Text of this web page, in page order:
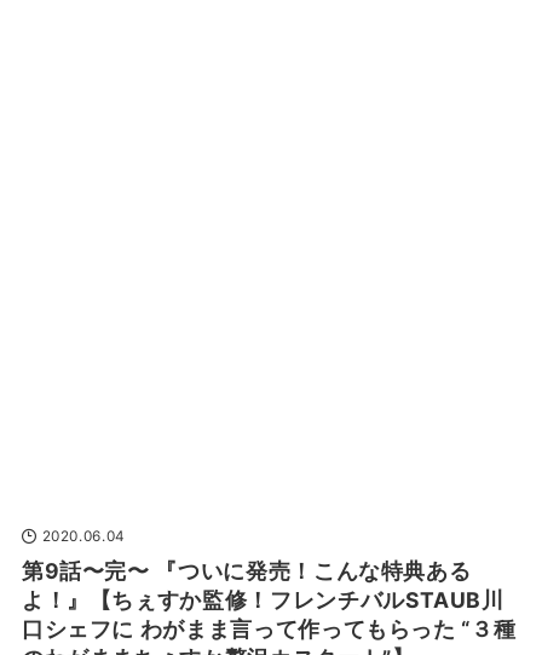
2020.06.04
第9話〜完〜 『ついに発売！こんな特典ある
よ！』【ちぇすか監修！フレンチバルSTAUB川
口シェフに わがまま言って作ってもらった “３種